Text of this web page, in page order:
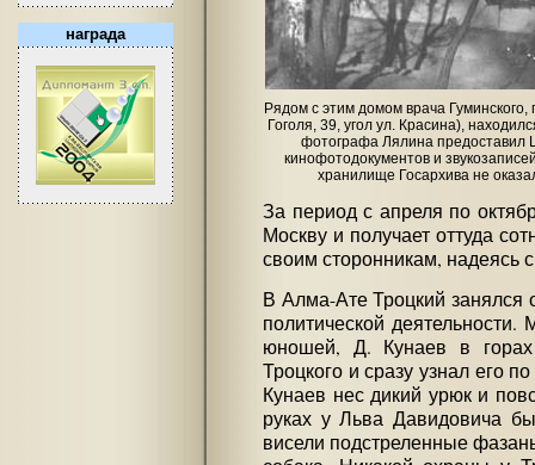
награда
Рядом с этим домом врача
Гоголя, 39, угол ул. Красина),
фотографа Лялина предоставил
кинофотодокументов и
хранилище Госархива не
За период с апреля по
Москву и получает оттуда
своим сторонникам, надеясь
В Алма-Ате Троцкий занялся
политической
юношей, Д. Кунаев в горах
Троцкого и сразу узнал его
Кунаев нес дикий урюк и
руках у Льва Давидовича
висели подстреленные